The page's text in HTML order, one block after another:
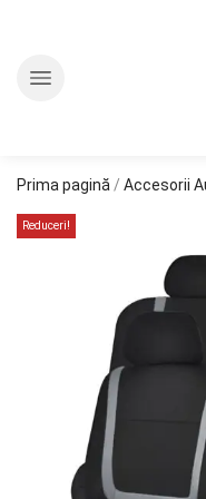
Prima pagină / Accesorii
Reduceri!